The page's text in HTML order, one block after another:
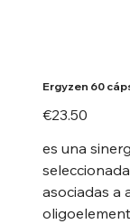
Ergyzen 60
Price
€23.50
es una
asociadas a